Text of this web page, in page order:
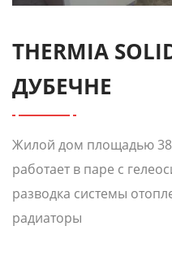
THERMIA
ДУБЕЧНЕ
Жилой дом площадью
работает в паре с
разводка системы
радиаторы